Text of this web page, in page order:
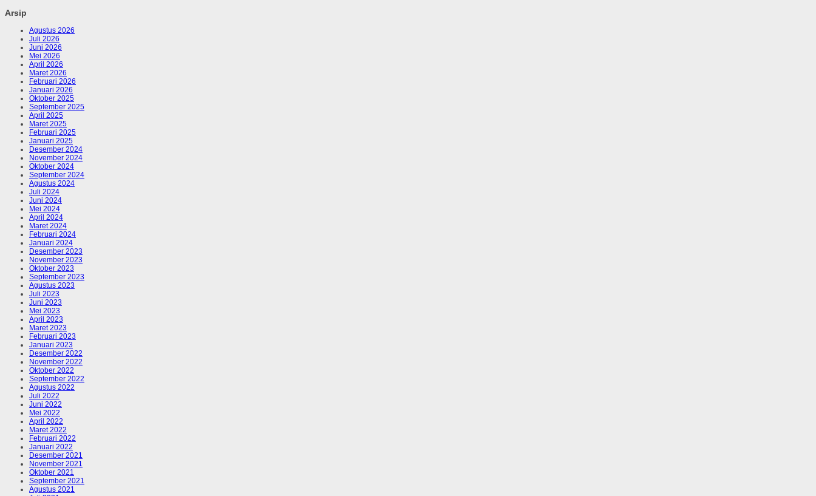
Arsip
Agustus 2026
Juli 2026
Juni 2026
Mei 2026
April 2026
Maret 2026
Februari 2026
Januari 2026
Oktober 2025
September 2025
April 2025
Maret 2025
Februari 2025
Januari 2025
Desember 2024
November 2024
Oktober 2024
September 2024
Agustus 2024
Juli 2024
Juni 2024
Mei 2024
April 2024
Maret 2024
Februari 2024
Januari 2024
Desember 2023
November 2023
Oktober 2023
September 2023
Agustus 2023
Juli 2023
Juni 2023
Mei 2023
April 2023
Maret 2023
Februari 2023
Januari 2023
Desember 2022
November 2022
Oktober 2022
September 2022
Agustus 2022
Juli 2022
Juni 2022
Mei 2022
April 2022
Maret 2022
Februari 2022
Januari 2022
Desember 2021
November 2021
Oktober 2021
September 2021
Agustus 2021